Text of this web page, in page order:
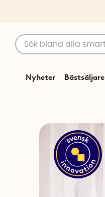
Nyheter Bästsäljare